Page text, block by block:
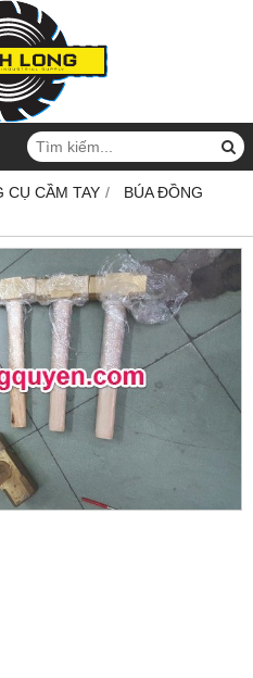
CỤ CẦM TAY
BÚA ĐỒNG